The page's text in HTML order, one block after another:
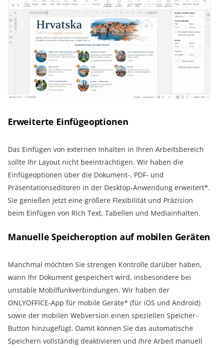
Erweiterte Einfügeoptionen
Das Einfügen von externen Inhalten in Ihren Arbeitsbereich
sollte Ihr Layout nicht beeinträchtigen. Wir haben die
Einfügeoptionen über die Dokument-, PDF- und
Präsentationseditoren in der Desktop-Anwendung erweitert*.
Sie genießen jetzt eine größere Flexibilität und Präzision
beim Einfügen von Rich Text, Tabellen und Mediainhalten.
Manuelle Speicheroption auf mobilen Geräten
Manchmal möchten Sie strengen Kontrolle darüber haben,
wann Ihr Dokument gespeichert wird, insbesondere bei
unstable Mobilfunkverbindungen. Wir haben der
ONLYOFFICE-App für mobile Geräte* (für iOS und Android)
sowie der mobilen Webversion einen speziellen Speicher-
Button hinzugefügt. Damit können Sie das automatische
Speichern vollständig deaktivieren und Ihre Arbeit manuell